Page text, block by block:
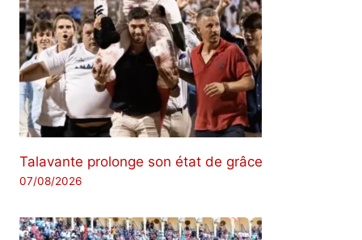
Talavante prolonge son état de grâce
07/08/2026